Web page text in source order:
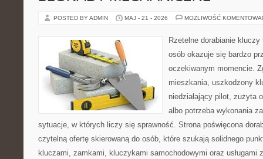
POSTED BY ADMIN MAJ - 21 - 2026 MOŻLIWOŚĆ
Rzetelne dorabianie
osób okazuje się bardzo
oczekiwanym momencie.
mieszkania, uszkodzony
niedziałający pilot, zużyta
albo potrzeba wykonania
sytuacje, w których liczy się sprawność. Strona poświęcona
czytelną ofertę skierowaną do osób, które szukają solidnego
kluczami, zamkami, kluczykami samochodowymi oraz usługami